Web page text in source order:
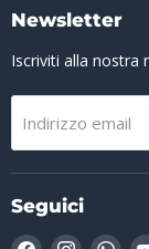
Newsletter
Iscriviti alla nostra
Indirizzo email
Seguici